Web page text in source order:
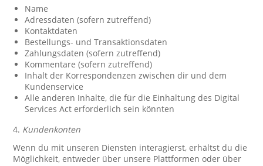
Name
Adressdaten (sofern zutreffend)
Kontaktdaten
Bestellungs- und Transaktionsdaten
Zahlungsdaten (sofern zutreffend)
Kommentare (sofern zutreffend)
Inhalt der Korrespondenzen zwischen dir und dem
Kundenservice
Alle anderen Inhalte, die für die Einhaltung des Digital
Services Act erforderlich sein könnten
4. Kundenkonten
Wenn du mit unseren Diensten interagierst, erhältst du die
Möglichkeit, entweder über unsere Plattformen oder über